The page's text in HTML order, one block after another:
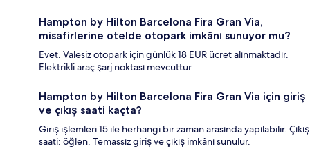
Hampton by Hilton Barcelona Fira Gran Via,
misafirlerine otelde otopark imkânı sunuyor mu?
Evet. Valesiz otopark için günlük 18 EUR ücret alınmaktadır.
Elektrikli araç şarj noktası mevcuttur.
Hampton by Hilton Barcelona Fira Gran Via için giriş
ve çıkış saati kaçta?
Giriş işlemleri 15 ile herhangi bir zaman arasında yapılabilir. Çıkış
saati: öğlen. Temassız giriş ve çıkış imkânı sunulur.